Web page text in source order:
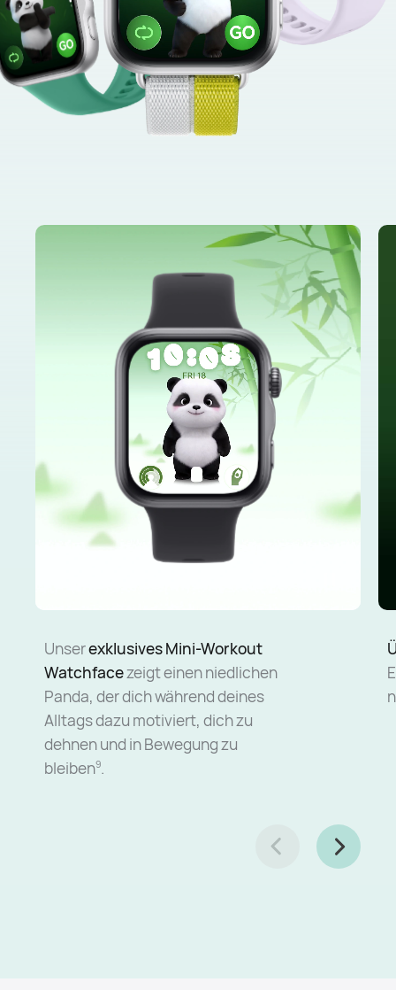
Unserexklusives Mini-Workout
Watchfacezeigt einen niedlichen
Panda, der dich während deines
Alltags dazu motiviert, dich zu
dehnen und in Bewegung zu
bleiben9.